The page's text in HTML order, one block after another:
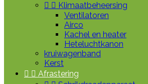
  Klimaatbeheersing
Ventilatoren
Airco
Kachel en heater
Heteluchtkanon
kruiwagenband
Kerst
  Afrastering